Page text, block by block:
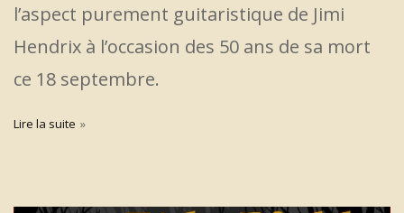
l’aspect purement guitaristique de Jimi
Hendrix à l’occasion des 50 ans de sa mort
ce 18 septembre.
Lire la suite